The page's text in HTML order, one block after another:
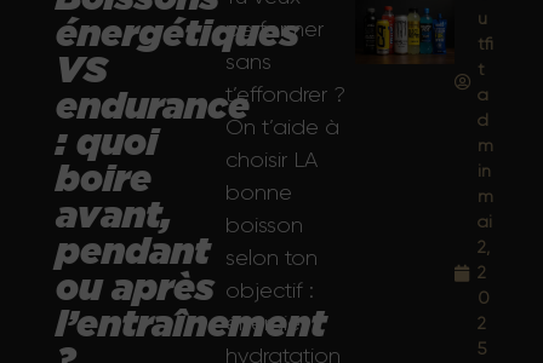
énergétiques
VS
endurance
: quoi
boire
avant,
pendant
ou après
l’entraînement
performer
sans
t’effondrer ?
On t’aide à
choisir LA
bonne
boisson
selon ton
objectif :
énergie,
hydratation
u
tfi
t
a
d
m
in
m
ai
2,
2
0
2
5